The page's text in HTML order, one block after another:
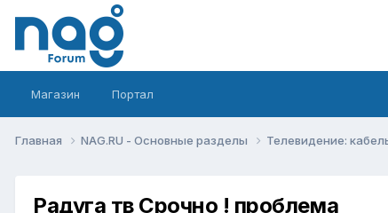
Магазин Портал
Главная NAG.RU - Основные разделы Телевидение:
Радуга тв Срочно ! проблема